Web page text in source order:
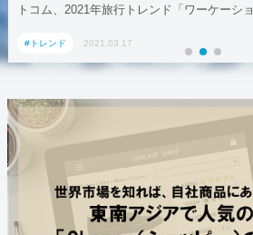
トコム、2021年旅行トレンド「ワーケーシ
#トレンド 2021.03.17